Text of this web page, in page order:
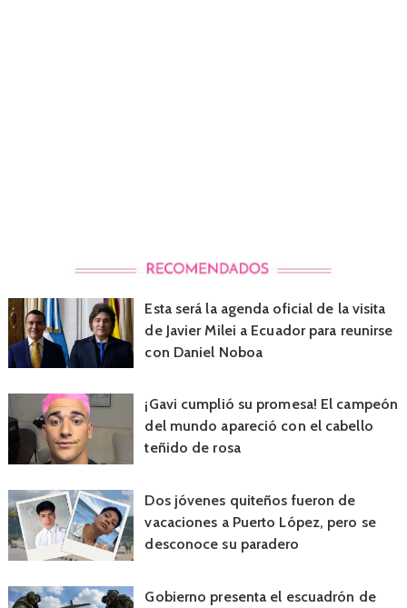
Esta será la agenda oficial de la visita
de Javier Milei a Ecuador para reunirse
con Daniel Noboa
¡Gavi cumplió su promesa! El campeón
del mundo apareció con el cabello
teñido de rosa
Dos jóvenes quiteños fueron de
vacaciones a Puerto López, pero se
desconoce su paradero
Gobierno presenta el escuadrón de